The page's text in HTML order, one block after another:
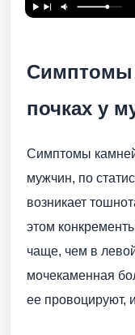
Симптомы
почках у
Симптомы
мужчин, по
возникает
этом
чаще, чем в
мочекаменная
ее провоцируют,